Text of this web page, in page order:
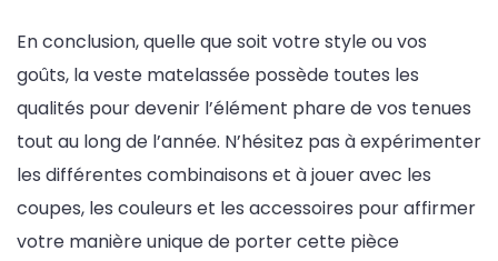
En conclusion, quelle que soit votre style ou vos
goûts, la veste matelassée possède toutes les
qualités pour devenir l’élément phare de vos tenues
tout au long de l’année. N’hésitez pas à expérimenter
les différentes combinaisons et à jouer avec les
coupes, les couleurs et les accessoires pour affirmer
votre manière unique de porter cette pièce